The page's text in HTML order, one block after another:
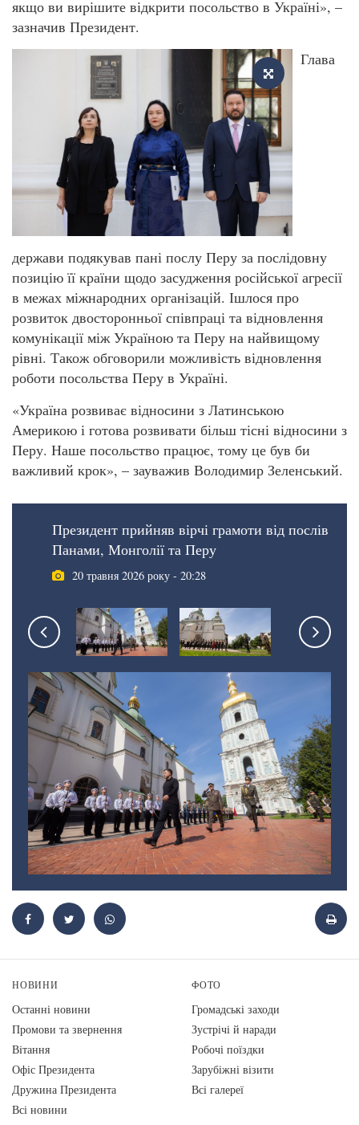
якщо ви вирішите відкрити посольство в Україні», –
зазначив Президент.
Глава
держави подякував пані послу Перу за послідовну
позицію її країни щодо засудження російської агресії
в межах міжнародних організацій. Ішлося про
розвиток двосторонньої співпраці та відновлення
комунікації між Україною та Перу на найвищому
рівні. Також обговорили можливість відновлення
роботи посольства Перу в Україні.
«Україна розвиває відносини з Латинською
Америкою і готова розвивати більш тісні відносини з
Перу. Наше посольство працює, тому це був би
важливий крок», – зауважив Володимир Зеленський.
Президент прийняв вірчі грамоти від послів
Панами, Монголії та Перу
20 травня 2026 року - 20:28
НОВИНИ
Останні новини
Промови та звернення
Вiтання
Офіс Президента
Дружина Президента
Всі новини
ФОТО
Громадські заходи
Зустрічі й наради
Робочі поїздки
Зарубіжні візити
Всі галереї